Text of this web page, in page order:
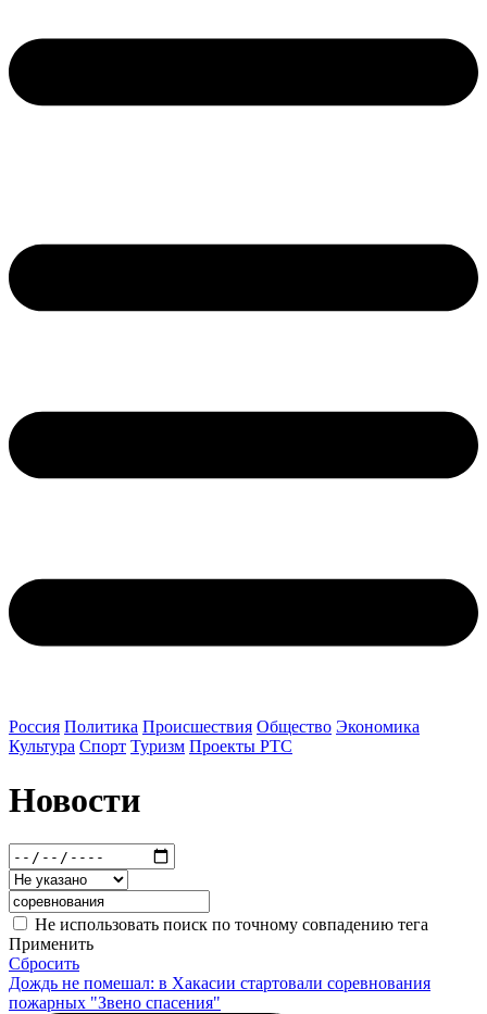
Россия Политика Происшествия Общество Экономика
Культура Спорт Туризм Проекты РТС
Новости
Не использовать поиск по точному совпадению тега
Применить
Сбросить
Дождь не помешал: в Хакасии стартовали соревнования
пожарных "Звено спасения"